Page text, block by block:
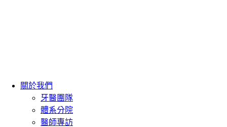
關於我們
牙醫團隊
體系分院
醫師專訪